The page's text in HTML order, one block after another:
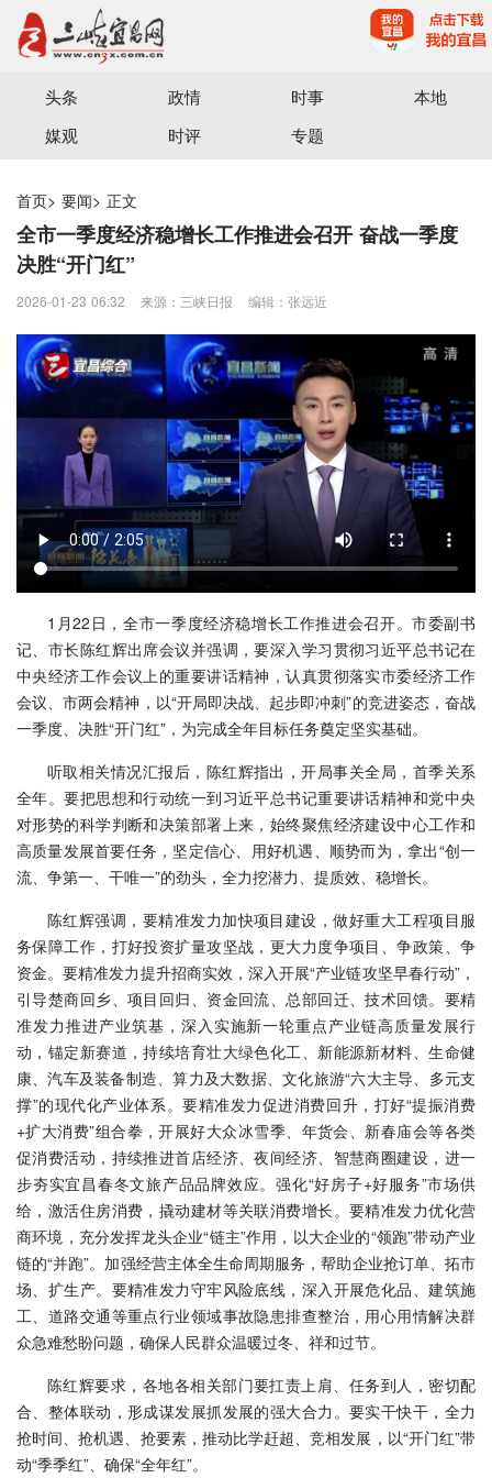
宜昌三峡融媒体中心主办
头条 政情 时事
本地
媒观
时评 专题
首页> 要闻> 正文
全市一季度经济稳增长工作推进会召开 奋战一季度
决胜“开门红”
2026-01-23 06:32 来源：三峡日报 编辑：张远近
1月22日，全市一季度经济稳增长工作推进会召开。市委副书
记、市长陈红辉出席会议并强调，要深入学习贯彻习近平总书记在
中央经济工作会议上的重要讲话精神，认真贯彻落实市委经济工作
会议、市两会精神，以“开局即决战、起步即冲刺”的竞进姿态，奋战
一季度、决胜“开门红”，为完成全年目标任务奠定坚实基础。
听取相关情况汇报后，陈红辉指出，开局事关全局，首季关系
全年。要把思想和行动统一到习近平总书记重要讲话精神和党中央
对形势的科学判断和决策部署上来，始终聚焦经济建设中心工作和
高质量发展首要任务，坚定信心、用好机遇、顺势而为，拿出“创一
流、争第一、干唯一”的劲头，全力挖潜力、提质效、稳增长。
陈红辉强调，要精准发力加快项目建设，做好重大工程项目服
务保障工作，打好投资扩量攻坚战，更大力度争项目、争政策、争
资金。要精准发力提升招商实效，深入开展“产业链攻坚早春行动”，
引导楚商回乡、项目回归、资金回流、总部回迁、技术回馈。要精
准发力推进产业筑基，深入实施新一轮重点产业链高质量发展行
动，锚定新赛道，持续培育壮大绿色化工、新能源新材料、生命健
康、汽车及装备制造、算力及大数据、文化旅游“六大主导、多元支
撑”的现代化产业体系。要精准发力促进消费回升，打好“提振消费
+扩大消费”组合拳，开展好大众冰雪季、年货会、新春庙会等各类
促消费活动，持续推进首店经济、夜间经济、智慧商圈建设，进一
步夯实宜昌春冬文旅产品品牌效应。强化“好房子+好服务”市场供
给，激活住房消费，撬动建材等关联消费增长。要精准发力优化营
商环境，充分发挥龙头企业“链主”作用，以大企业的“领跑”带动产业
链的“并跑”。加强经营主体全生命周期服务，帮助企业抢订单、拓市
场、扩生产。要精准发力守牢风险底线，深入开展危化品、建筑施
工、道路交通等重点行业领域事故隐患排查整治，用心用情解决群
众急难愁盼问题，确保人民群众温暖过冬、祥和过节。
陈红辉要求，各地各相关部门要扛责上肩、任务到人，密切配
合、整体联动，形成谋发展抓发展的强大合力。要实干快干，全力
抢时间、抢机遇、抢要素，推动比学赶超、竞相发展，以“开门红”带
动“季季红”、确保“全年红”。